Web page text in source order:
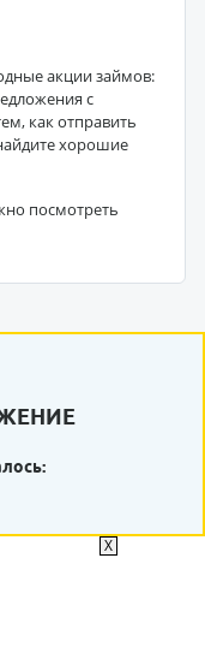
акции займов:
с
как отправить
хорошие
посмотреть
X